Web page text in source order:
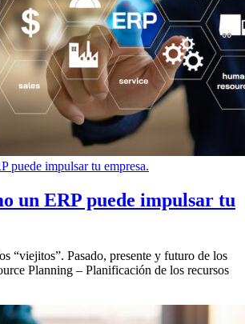
puede impulsar tu empresa.
un ERP puede impulsar tu
“viejitos”. Pasado, presente y futuro de los
Planning – Planificación de los recursos